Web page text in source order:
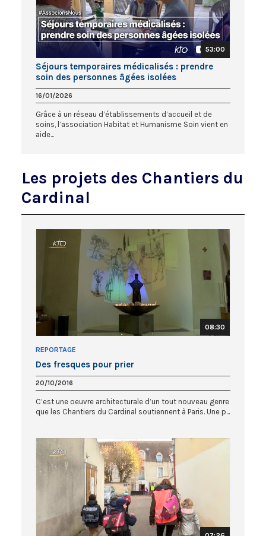
53:00
Séjours temporaires médicalisés : prendre
soin des personnes âgées isolées
16/01/2026
Grâce à un réseau d’établissements d’accueil et de
soins, l’association Habitat et Humanisme Soin vient en
aide...
Les projets des Chantiers du
Cardinal
08:30
REPORTAGE
Des fresques pour prier
20/10/2016
C’est une oeuvre architecturale d’un tout nouveau genre
que les Chantiers du Cardinal soutiennent à Paris. Une p...